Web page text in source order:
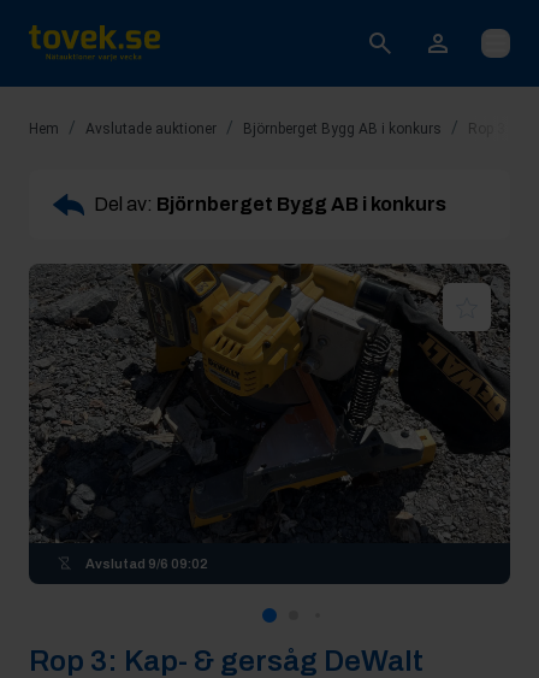
Öppna
Hem / Avslutade auktioner / Björnberget Bygg AB i konkurs / Rop 3:
Del av: Björnberget Bygg AB i konkurs
Avslutad 9/6 09:02
Rop 3: Kap- & gersåg DeWalt